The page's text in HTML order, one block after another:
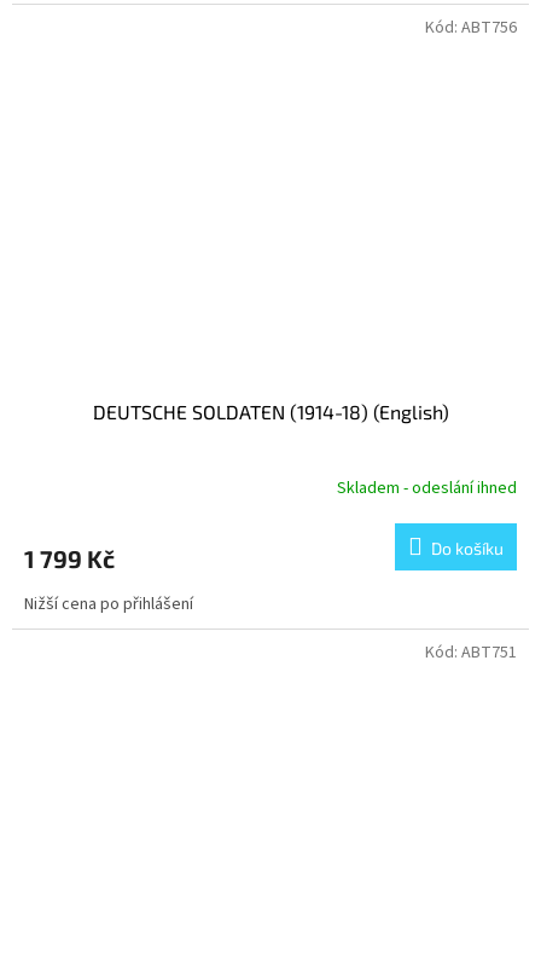
DEUTSCHE SOLDATEN (1914-18) (English)
Skladem - odeslání ihned
1 799 Kč Do košíku
Nižší cena po přihlášení
Kód: ABT756
Kód: ABT751